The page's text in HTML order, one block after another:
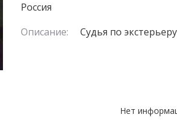
Россия
Описание:
Судья по экстерьеру
Нет